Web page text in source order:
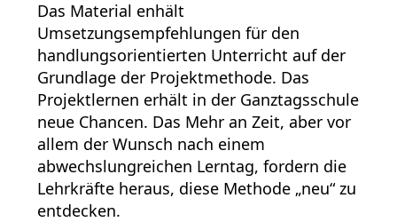
Das Material enhält
Umsetzungsempfehlungen für den
handlungsorientierten Unterricht auf der
Grundlage der Projektmethode. Das
Projektlernen erhält in der Ganztagsschule
neue Chancen. Das Mehr an Zeit, aber vor
allem der Wunsch nach einem
abwechslungreichen Lerntag, fordern die
Lehrkräfte heraus, diese Methode „neu“ zu
entdecken.